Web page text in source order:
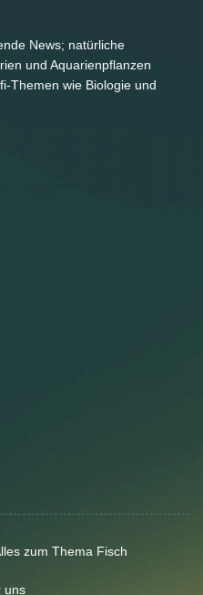
News; natürliche
und Aquarienpflanzen
Themen wie Biologie und
zum Thema Fisch
uns